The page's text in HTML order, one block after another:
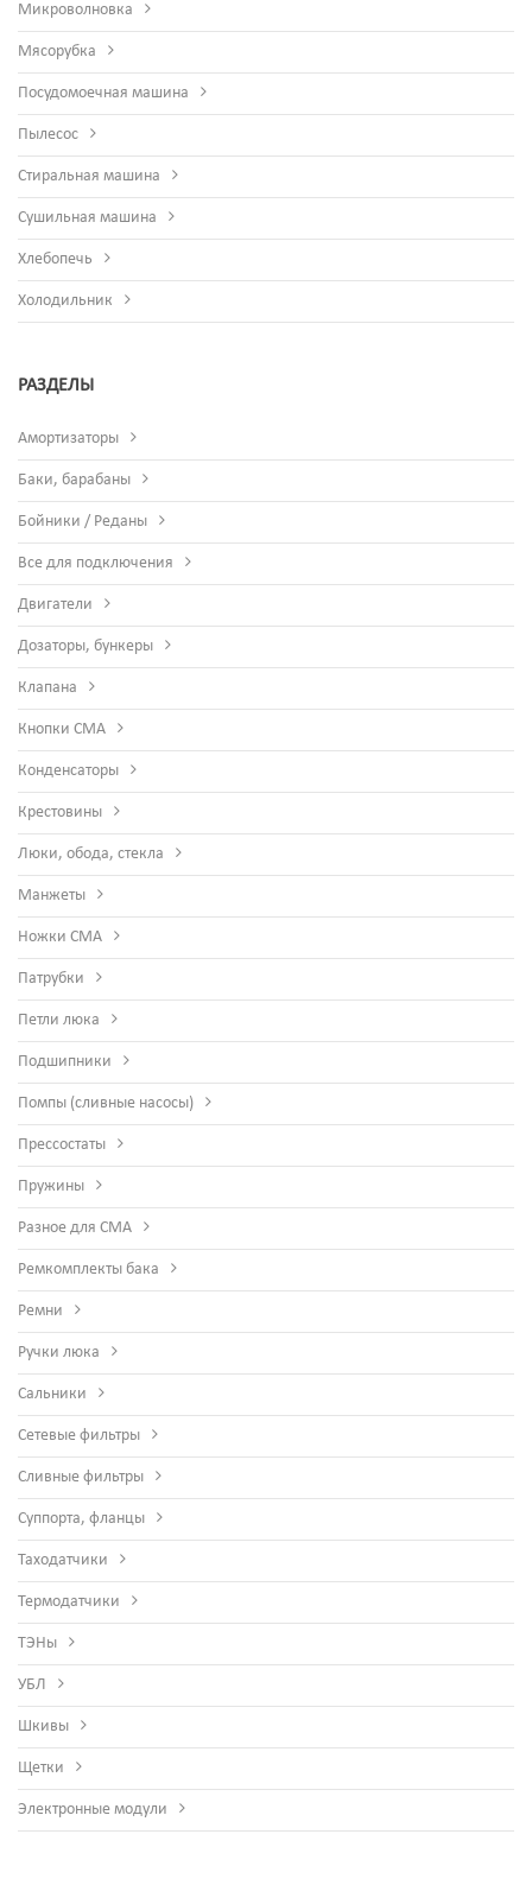
Микроволновка
Мясорубка
Посудомоечная машина
Пылесос
Стиральная машина
Сушильная машина
Хлебопечь
Холодильник
РАЗДЕЛЫ
Амортизаторы
Баки, барабаны
Бойники / Реданы
Все для подключения
Двигатели
Дозаторы, бункеры
Клапана
Кнопки СМА
Конденсаторы
Крестовины
Люки, обода, стекла
Манжеты
Ножки СМА
Патрубки
Петли люка
Подшипники
Помпы (сливные насосы)
Прессостаты
Пружины
Разное для СМА
Ремкомплекты бака
Ремни
Ручки люка
Сальники
Сетевые фильтры
Сливные фильтры
Суппорта, фланцы
Таходатчики
Термодатчики
ТЭНы
УБЛ
Шкивы
Щетки
Электронные модули